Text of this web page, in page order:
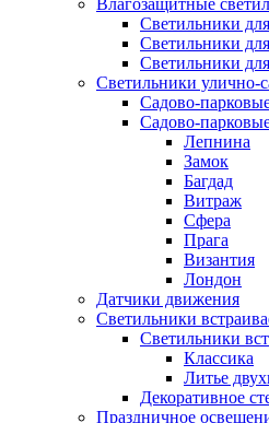
Влагозащитные
Cветильники
Cветильники
Cветильники
Светильники улично-
Садово-
Садово-
Лепнина
Замок
Багдад
Витраж
Сфера
Прага
Византия
Лондон
Датчики движения
Светильники
Светильники
Классика
Литье
Декоративное
Праздничное